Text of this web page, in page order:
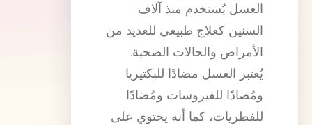
العسل يُستخدم منذ آلاف
السنين كعلاج طبيعي للعديد من
الأمراض والحالات الصحية.
يُعتبر العسل مضادًا للبكتيريا
ومُضادًا للفيروسات ومُضادًا
للفطريات، كما أنه يحتوي على